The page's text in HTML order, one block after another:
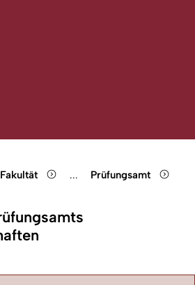
Show remaining
...
Prüfungsamt